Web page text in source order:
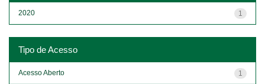
1
2020
Tipo de Acesso
1
Acesso Aberto